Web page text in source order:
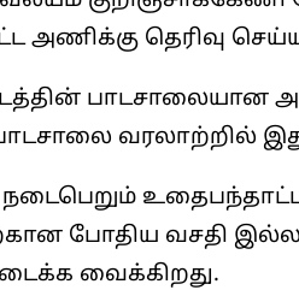
அணிக்கு தெரிவு
பாடசாலையான
வரலாற்றில்
உதைபந்தாட்ட
போதிய வசதி
வைக்கிறது.